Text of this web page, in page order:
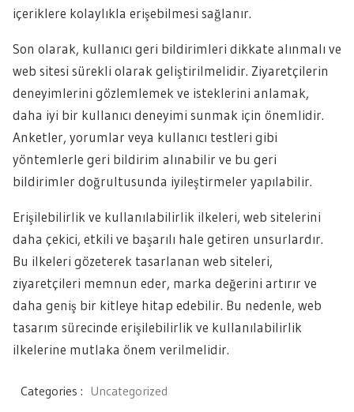
içeriklere kolaylıkla erişebilmesi sağlanır.
Son olarak, kullanıcı geri bildirimleri dikkate alınmalı ve
web sitesi sürekli olarak geliştirilmelidir. Ziyaretçilerin
deneyimlerini gözlemlemek ve isteklerini anlamak,
daha iyi bir kullanıcı deneyimi sunmak için önemlidir.
Anketler, yorumlar veya kullanıcı testleri gibi
yöntemlerle geri bildirim alınabilir ve bu geri
bildirimler doğrultusunda iyileştirmeler yapılabilir.
Erişilebilirlik ve kullanılabilirlik ilkeleri, web sitelerini
daha çekici, etkili ve başarılı hale getiren unsurlardır.
Bu ilkeleri gözeterek tasarlanan web siteleri,
ziyaretçileri memnun eder, marka değerini artırır ve
daha geniş bir kitleye hitap edebilir. Bu nedenle, web
tasarım sürecinde erişilebilirlik ve kullanılabilirlik
ilkelerine mutlaka önem verilmelidir.
Categories : Uncategorized